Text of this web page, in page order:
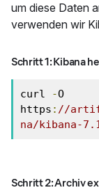
um diese Daten
verwenden wir
Schritt 1: Kibana
curl -O
https : //
na/kibana-
Schritt 2: Archiv